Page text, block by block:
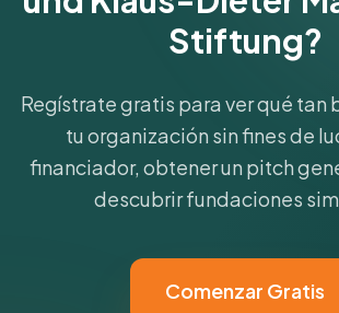
Stiftung?
Regístrate gratis para ver qué tan
tu organización sin fines de
financiador, obtener un pitch
descubrir fundaciones
Comenzar Gratis